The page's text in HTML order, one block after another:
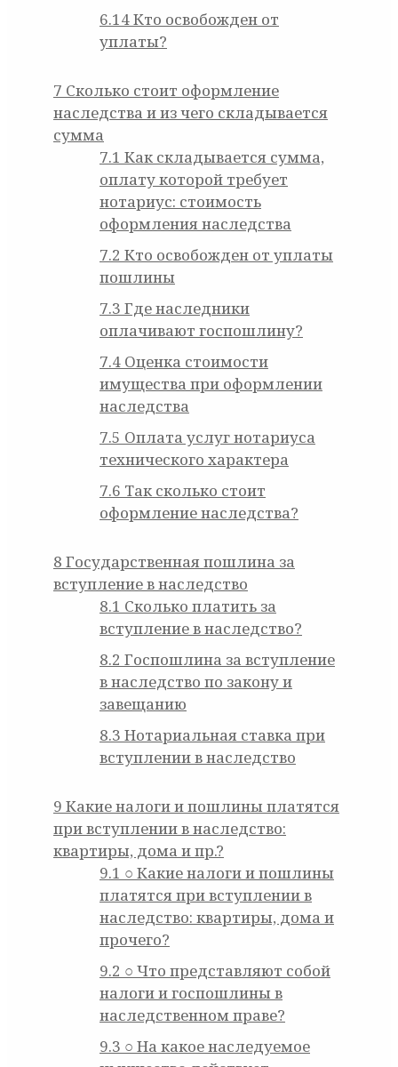
6.14Кто освобожден от
уплаты?
7 Сколько стоит оформление
наследства и из чего складывается
сумма
7.1 Как складывается сумма,
оплату которой требует
нотариус: стоимость
оформления наследства
7.2 Кто освобожден от уплаты
пошлины
7.3 Где наследники
оплачивают госпошлину?
7.4 Оценка стоимости
имущества при оформлении
наследства
7.5 Оплата услуг нотариуса
технического характера
7.6 Так сколько стоит
оформление наследства?
8 Государственная пошлина за
вступление в наследство
8.1 Сколько платить за
вступление в наследство?
8.2 Госпошлина за вступление
в наследство по закону и
завещанию
8.3 Нотариальная ставка при
вступлении в наследство
9 Какие налоги и пошлины платятся
при вступлении в наследство:
квартиры, дома и пр.?
9.1 ○ Какие налоги и пошлины
платятся при вступлении в
наследство: квартиры, дома и
прочего?
9.2 ○ Что представляют собой
налоги и госпошлины в
наследственном праве?
9.3 ○ На какое наследуемое